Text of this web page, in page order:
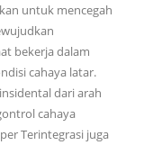
untuk mencegah
bekerja dalam
cahaya latar.
dari arah
cahaya
Terintegrasi juga